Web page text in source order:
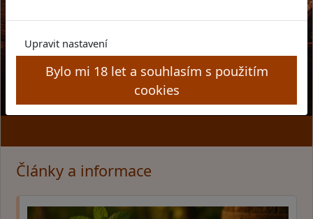
Upravit nastavení
Bylo mi 18 let a souhlasím s použitím
cookies
Články a informace